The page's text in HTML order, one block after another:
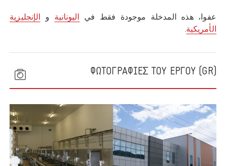
عفوا، هذه المدخلة موجودة فقط في اليونانية و الإنجليزية
الأمريكية.
(GR) ΦΩΤΟΓΡΑΦΙΕΣ ΤΟΥ ΕΡΓΟΥ